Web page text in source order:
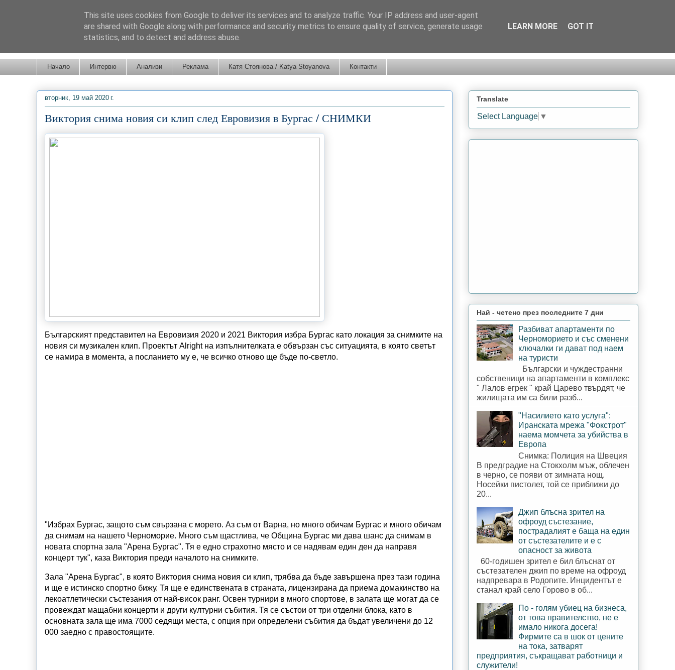
Начало Интервю Анализи Реклама Катя Стоянова / Katya Stoyanova Контакти
вторник, 19 май 2020 г.
Виктория снима новия си клип след Евровизия в Бургас / СНИМКИ
Българският представител на Евровизия 2020 и 2021 Виктория избра Бургас като локация за снимките на
новия си музикален клип. Проектът Alright на изпълнителката е обвързан със ситуацията, в която светът
се намира в момента, а посланието му е, че всичко отново ще бъде по-светло.
"Избрах Бургас, защото съм свързана с морето. Аз съм от Варна, но много обичам Бургас и много обичам
да снимам на нашето Черноморие. Много съм щастлива, че Община Бургас ми дава шанс да снимам в
новата спортна зала "Арена Бургас". Тя е едно страхотно място и се надявам един ден да направя
концерт тук", каза Виктория преди началото на снимките.
Зала "Арена Бургас", в която Виктория снима новия си клип, трябва да бъде завършена през тази година
и ще е истинско спортно бижу. Тя ще е единствената в страната, лицензирана да приема домакинство на
лекоатлетически състезания от най-висок ранг. Освен турнири в много спортове, в залата ще могат да се
провеждат мащабни концерти и други културни събития. Тя се състои от три отделни блока, като в
основната зала ще има 7000 седящи места, с опция при определени събития да бъдат увеличени до 12
000 заедно с правостоящите.
Translate
Select Language ▼
Най - четено през последните 7 дни
Разбиват апартаменти по
Черноморието и със сменени
ключалки ги дават под наем
на туристи
Български и чуждестранни
собственици на апартаменти в комплекс
" Лалов егрек " край Царево твърдят, че
жилищата им са били разб...
"Насилието като услуга":
Иранската мрежа "Фокстрот"
наема момчета за убийства в
Европа
Снимка: Полиция на Швеция
В предградие на Стокхолм мъж, облечен
в черно, се появи от зимната нощ.
Носейки пистолет, той се приближи до
20...
Джип блъсна зрител на
офроуд състезание,
пострадалият е баща на един
от състезателите и е с
опасност за живота
60-годишен зрител е бил блъснат от
състезателен джип по време на офроуд
надпревара в Родопите. Инцидентът е
станал край село Горово в об...
По - голям убиец на бизнеса,
от това правителство, не е
имало никога досега!
Фирмите са в шок от цените
на тока, затварят
предприятия, съкращават работници и
служители!
This site uses cookies from Google to deliver its services and to analyze traffic. Your IP address and user-agent
are shared with Google along with performance and security metrics to ensure quality of service, generate usage
statistics, and to detect and address abuse.
LEARN MORE GOT IT